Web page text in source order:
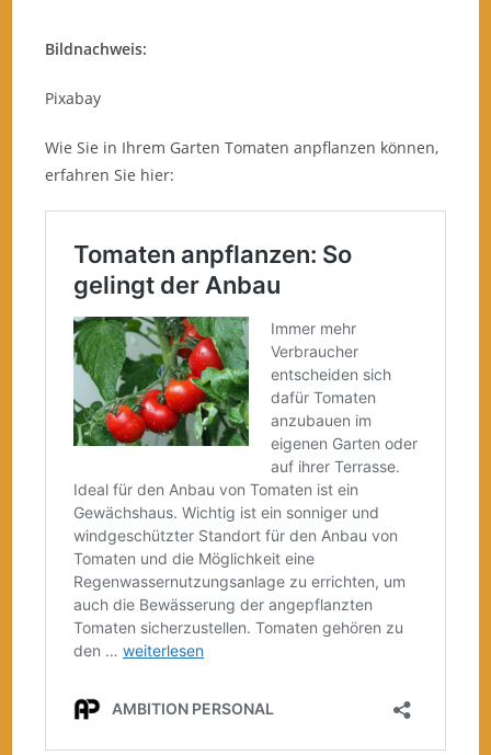
Bildnachweis:
Pixabay
Wie Sie in Ihrem Garten Tomaten anpflanzen können,
erfahren Sie hier: